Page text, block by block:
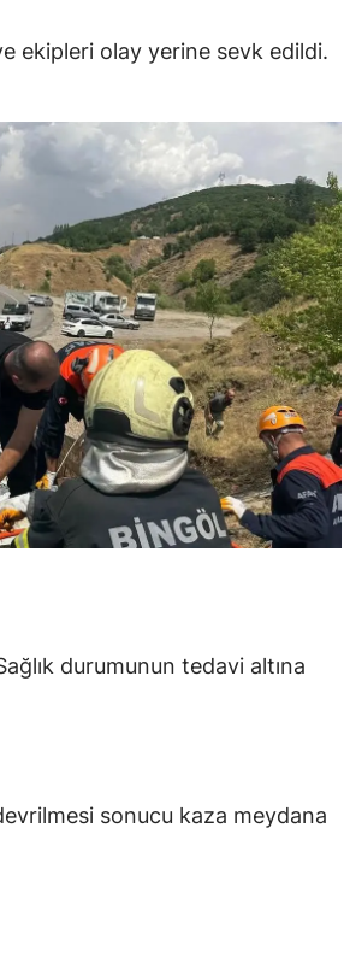
ekipleri olay yerine sevk edildi.
durumunun tedavi altına
sonucu kaza meydana